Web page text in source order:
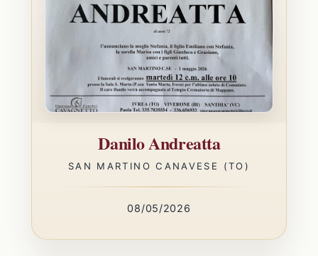
Danilo Andreatta
SAN MARTINO CANAVESE (TO)
08/05/2026